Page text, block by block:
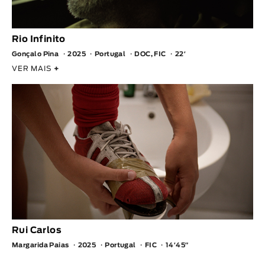
Rio Infinito
Gonçalo Pina 2025 Portugal DOC, FIC 22′
VER MAIS +
Rui Carlos
Margarida Paias 2025 Portugal FIC 14′45″